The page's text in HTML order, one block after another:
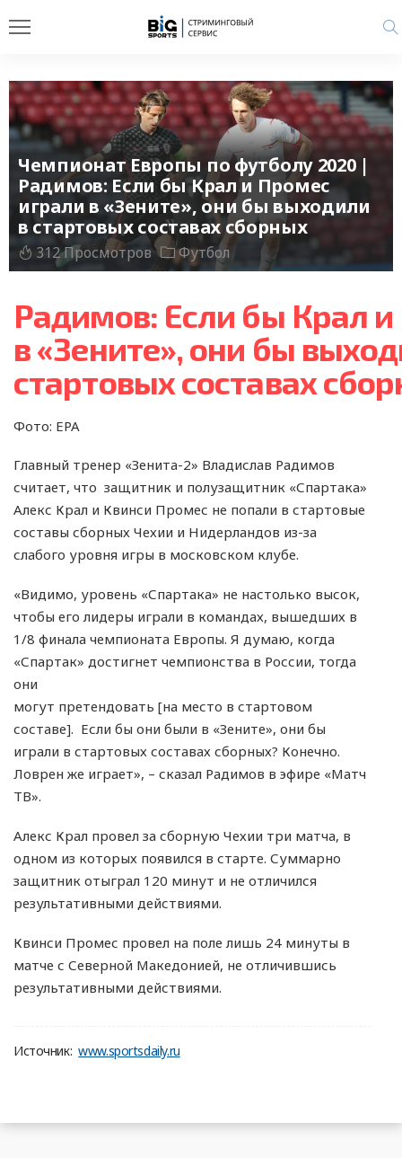
Чемпионат Европы по футболу 2020 |
Радимов: Если бы Крал и Промес
играли в «Зените», они бы выходили
в стартовых составах сборных
312 Просмотров Футбол
Радимов: Если бы Крал
в «Зените», они бы
стартовых составах
Фото: EPA
Главный тренер «Зенита-2» Владислав Радимов
считает, что защитник и полузащитник «Спартака»
Алекс Крал и Квинси Промес не попали в стартовые
составы сборных Чехии и Нидерландов из-за
слабого уровня игры в московском клубе.
«Видимо, уровень «Спартака» не настолько высок,
чтобы его лидеры играли в командах, вышедших в
1/8 финала чемпионата Европы. Я думаю, когда
«Спартак» достигнет чемпионства в России, тогда
они
могут претендовать [на место в стартовом
составе]. Если бы они были в «Зените», они бы
играли в стартовых составах сборных? Конечно.
Ловрен же играет», – сказал Радимов в эфире «Матч
ТВ».
Алекс Крал провел за сборную Чехии три матча, в
одном из которых появился в старте. Суммарно
защитник отыграл 120 минут и не отличился
результативными действиями.
Квинси Промес провел на поле лишь 24 минуты в
матче с Северной Македонией, не отличившись
результативными действиями.
Источник: www.sportsdaily.ru